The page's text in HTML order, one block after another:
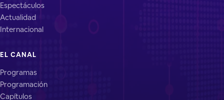
Espectáculos
Actualidad
Internacional
EL CANAL
Programas
Programación
Capítulos